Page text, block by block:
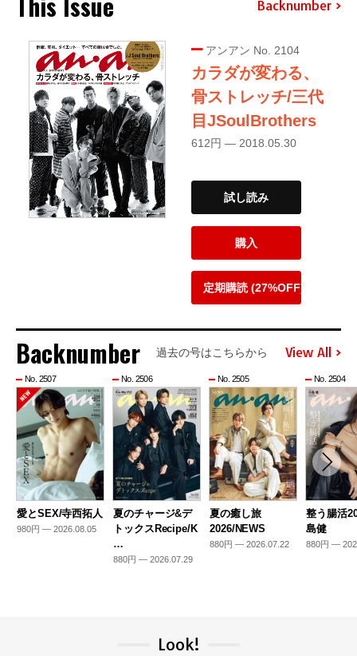
Backnumber
アンアン No. 2104
カラダが変わる、
骨ストレッチ/三代
目JSoulBrothers
612円 — 2018.05.30
試し読み
購入
定期購読 (27%OFF)
Backnumber 過去の号はこちらから View All
No. 2507
愛とSEX/寺西拓人
980円 — 2026.08.05
No. 2506
夏のチャージ&デ
トックスRecipe/K
…
880円 — 2026.07.29
No. 2505
夏の癒し旅
2026/NEWS
880円 — 2026.07.22
No. 2504
整う腸活
島健
880円 —
Look!